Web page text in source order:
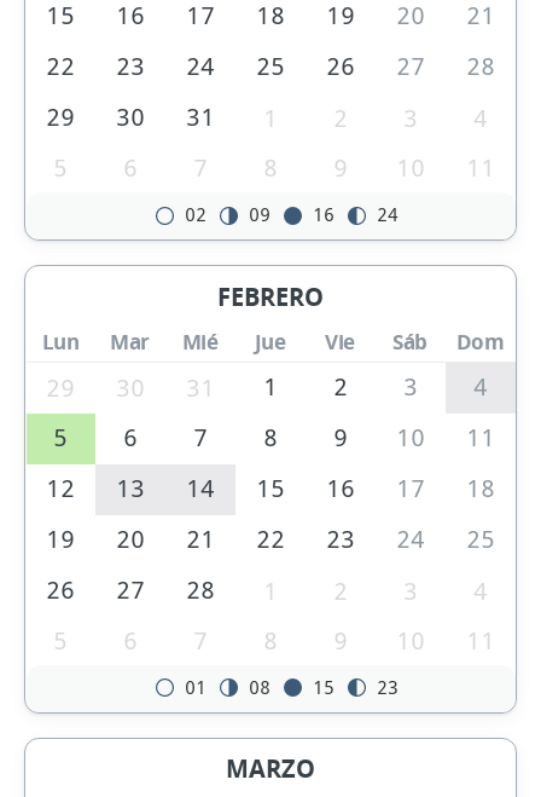
15
16 17 18 19 20
21
22
23 24 25 26 27
28
29
30 31 1 2 3
4
5
6 7 8 9 10 11
02 09 16 24
FEBRERO
Lun Mar Mié Jue Vie Sáb Dom
29 30 31 1 2 3
4
5
6 7 8 9 10
11
12
13 14 15 16 17
18
19
20 21 22 23 24
25
26
27 28 1 2 3
4
5
6 7 8 9 10 11
01 08 15 23
MARZO